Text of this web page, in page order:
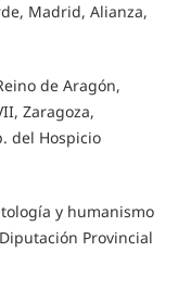
Madrid, Alianza,
de Aragón,
Zaragoza,
del Hospicio
y humanismo
Provincial